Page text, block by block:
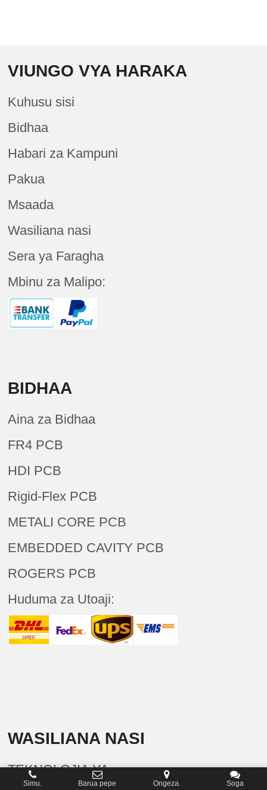
VIUNGO VYA HARAKA
Kuhusu sisi
Bidhaa
Habari za Kampuni
Pakua
Msaada
Wasiliana nasi
Sera ya Faragha
Mbinu za Malipo:
BIDHAA
Aina za Bidhaa
FR4 PCB
HDI PCB
Rigid-Flex PCB
METALI CORE PCB
EMBEDDED CAVITY PCB
ROGERS PCB
Huduma za Utoaji:
WASILIANA NASI
TEKNOLOJIA YA
Simu. Barua pepe Ongeza. Soga